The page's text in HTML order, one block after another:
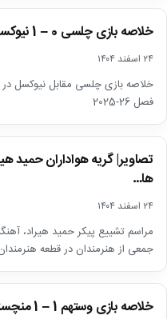
خلاصه بازی چلسی 0 – 1 نیوکسل (لیگ برتر انگلیس)
۲۴ اسفند ۱۴۰۴
خلاصه بازی چلسی مقابل نیوکسل
فصل 26-2025
تصاویر| گریه هواداران حمید
ها…
۲۴ اسفند ۱۴۰۴
مراسم تشییع پیکر حمید هیراد،
جمعی از هنرمندان در قطعه
خلاصه بازی وستهم 1 – 1 منچسترسیتی (لیگ برتر انگلیس)